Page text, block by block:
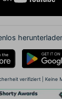
verifiziert | Keine